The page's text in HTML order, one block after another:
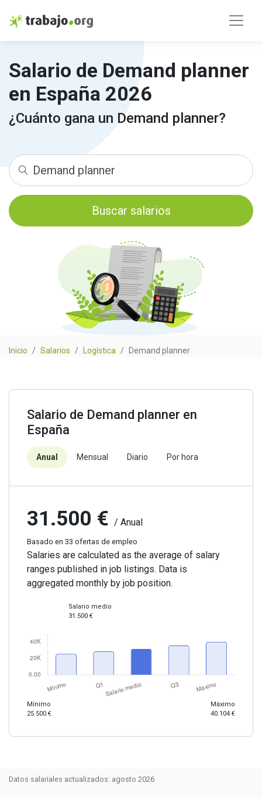
Salario de Demand planner
en España 2026
¿Cuánto gana un Demand planner?
Buscar salarios
Inicio Salarios Logística Demand planner
Salario de Demand planner en
España
Anual Mensual Diario Por hora
31.500 € / Anual
Basado en 33 ofertas de empleo
Salaries are calculated as the average of salary
ranges published in job listings. Data is
aggregated monthly by job position.
Mínimo
25.500 €
Salario medio
31.500 €
Máximo
40.104 €
Datos salariales actualizados: agosto 2026